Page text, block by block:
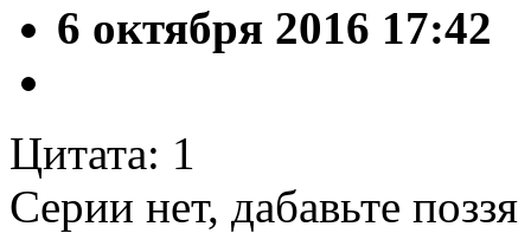
6 октября 2016 17:42
Цитата: 1
Серии нет, дабавьте поззя